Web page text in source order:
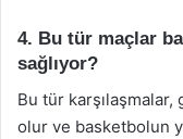
4. Bu tür maçlar
sağlıyor?
Bu tür
olur ve basketbolun